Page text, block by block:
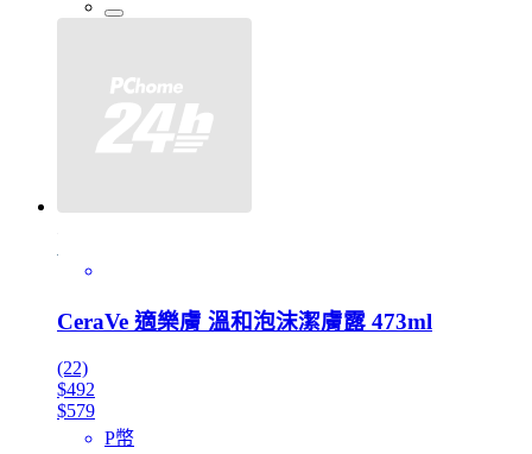
CeraVe 適樂膚 溫和泡沫潔膚露 473ml
(22)
$492
$579
P幣